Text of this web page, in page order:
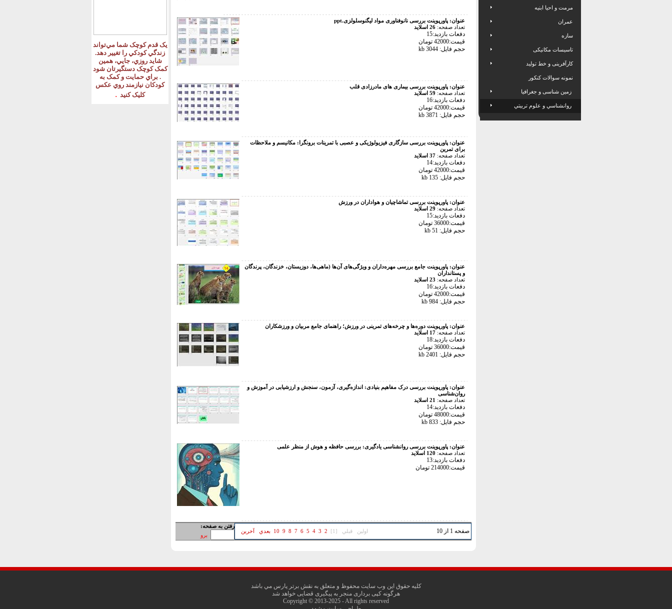
يک قدم کوچک شما مي‌تواند
زندگي کودکي را تغيير دهد.
شايد روزي، جايي، همين
کمک کوچک دستگيرتان شود
. براي حمايت و کمک به
کودکان نيازمند روي عکس
کليک کنيد .
عنوان: پاورپوینت بررسی نانوفناوری مواد لیگنوسلولزی.ppt
تعداد صفحه: 26 اسلاید
دفعات بازدید:15
قیمت:42000 تومان
حجم فایل: 3044 kb
عنوان: پاورپوینت بررسی بیماری های مادرزادی قلب
تعداد صفحه: 59 اسلاید
دفعات بازدید:16
قیمت:42000 تومان
حجم فایل: 3871 kb
عنوان: پاورپوینت بررسی سازگاری فیزیولوژیکی و عصبی با تمرینات برونگرا: مکانیسم و ​​ملاحظات
برای تمرین
تعداد صفحه: 37 اسلاید
دفعات بازدید:14
قیمت:42000 تومان
حجم فایل: 135 kb
عنوان: پاورپوینت بررسی تماشاچیان و هواداران در ورزش
تعداد صفحه: 29 اسلاید
دفعات بازدید:15
قیمت:36000 تومان
حجم فایل: 51 kb
عنوان: پاورپوینت جامع بررسی مهره‌داران و ویژگی‌های آن‌ها (ماهی‌ها، دوزیستان، خزندگان، پرندگان
و پستانداران
تعداد صفحه: 23 اسلاید
دفعات بازدید:16
قیمت:42000 تومان
حجم فایل: 984 kb
عنوان: پاورپوینت دوره‌ها و چرخه‌های تمرینی در ورزش؛ راهنمای جامع مربیان و ورزشکاران
تعداد صفحه: 17 اسلاید
دفعات بازدید:18
قیمت:36000 تومان
حجم فایل: 2401 kb
عنوان: پاورپوینت بررسی درک مفاهیم بنیادی: اندازه‌گیری، آزمون، سنجش و ارزشیابی در آموزش و
روان‌شناسی
تعداد صفحه: 21 اسلاید
دفعات بازدید:14
قیمت:48000 تومان
حجم فایل: 833 kb
عنوان: پاورپوینت بررسی روانشناسی یادگیری: بررسی حافظه و هوش از منظر علمی
تعداد صفحه: 120 اسلاید
دفعات بازدید:13
قیمت:214000 تومان
صفحه 1 از 10 اولين قبلي [1]
2
3
4
5
6
7
8
9
10 بعدي آخرين
رفتن به صفحه:
برو
مرمت و احیا ابنیه
عمران
سازه
تاسیسات مکانیکی
کارآفرینی و خط تولید
نمونه سوالات کنکور
زمین شناسی و جغرافیا
روانشناسي و علوم تربيتي
کليه حقوق اين وب سايت محفوظ و متعلق به نقش برتر پارس مي باشد
هرگونه کپی برداری منجر به پیگیری قضایی خواهد شد
Copyright © 2013-2025 - All rights reserved